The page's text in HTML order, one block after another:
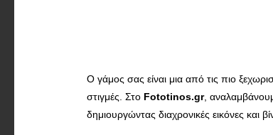
Ο γάμος σας είναι μια από τις πιο
στιγμές. Στο Fototinos.gr,
δημιουργώντας διαχρονικές εικόνες και